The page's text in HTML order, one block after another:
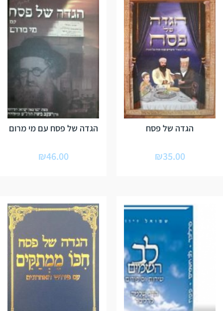
הגדה של פסח
₪35.00
הגדה של פסח עם מי מרום
₪46.00